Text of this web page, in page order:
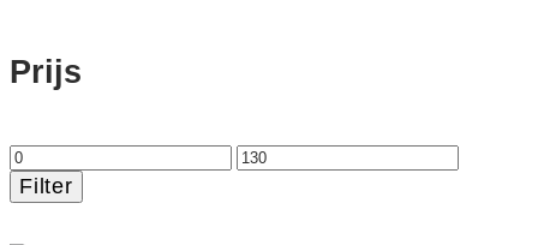
Prijs
Min.
prijs
Max.
Filter